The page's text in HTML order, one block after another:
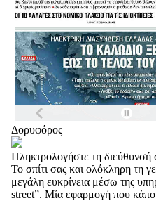
Δορυφόρος
Πληκτρολογήστε τη διεύθυνσή
Το σπίτι σας και ολόκληρη τη
μεγάλη ευκρίνεια μέσω της
street”. Μία εφαρμογή που